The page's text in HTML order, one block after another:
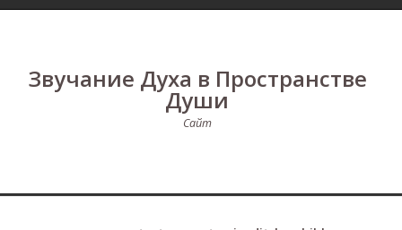
Звучание Духа в Пространстве
Души
Сайт